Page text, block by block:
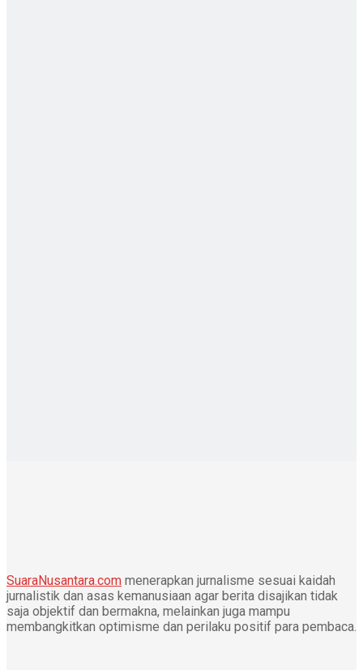
SuaraNusantara.com menerapkan jurnalisme sesuai kaidah
jurnalistik dan asas kemanusiaan agar berita disajikan tidak
saja objektif dan bermakna, melainkan juga mampu
membangkitkan optimisme dan perilaku positif para pembaca.